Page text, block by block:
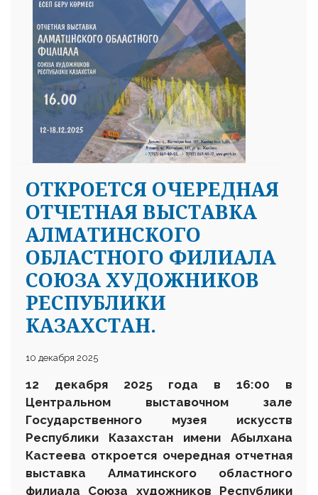
ОТКРОЕТСЯ ОЧЕРЕДНАЯ
ОТЧЕТНАЯ ВЫСТАВКА
АЛМАТИНСКОГО
ОБЛАСТНОГО ФИЛИАЛА
СОЮЗА ХУДОЖНИКОВ
РЕСПУБЛИКИ
КАЗАХСТАН.
10 декабря 2025
12 декабря 2025 года в 16:00 в
Центральном выставочном зале
Государственного музея искусств
Республики Казахстан имени Абылхана
Кастеева откроется очередная отчетная
выставка Алматинского областного
филиала Союза художников Республики